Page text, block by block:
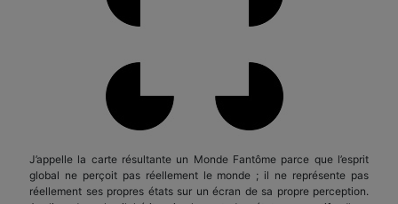
J’appelle la carte résultante un Monde Fantôme parce que l’esprit
global ne perçoit pas réellement le monde ; il ne représente pas
réellement ses propres états sur un écran de sa propre perception.